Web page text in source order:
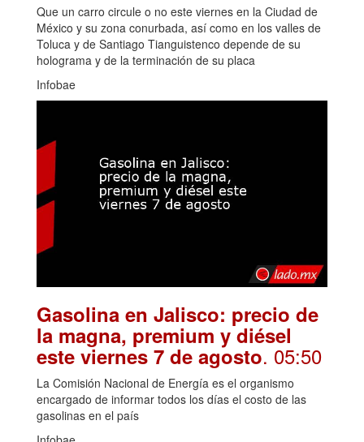
Que un carro circule o no este viernes en la Ciudad de
México y su zona conurbada, así como en los valles de
Toluca y de Santiago Tianguistenco depende de su
holograma y de la terminación de su placa
Infobae
Gasolina en Jalisco: precio de
la magna, premium y diésel
este viernes 7 de agosto. 05:50
La Comisión Nacional de Energía es el organismo
encargado de informar todos los días el costo de las
gasolinas en el país